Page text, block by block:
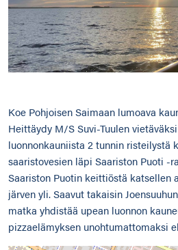
Koe Pohjoisen Saimaan lumoava
Heittäydy M/S Suvi-Tuulen
luonnonkauniista 2 tunnin risteilystä
saaristovesien läpi Saariston Puoti -
Saariston Puotin keittiöstä katsellen
järven yli. Saavut takaisin
matka yhdistää upean luonnon
pizzaelämyksen unohtumattomaksi